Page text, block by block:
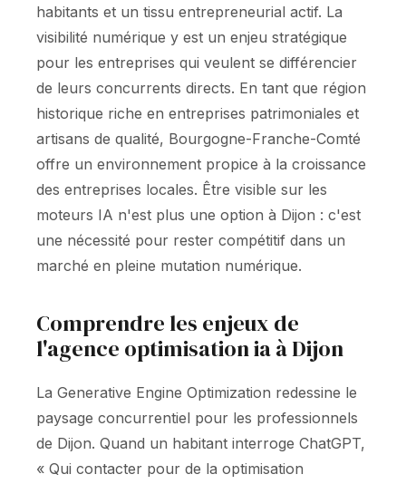
habitants et un tissu entrepreneurial actif. La
visibilité numérique y est un enjeu stratégique
pour les entreprises qui veulent se différencier
de leurs concurrents directs. En tant que région
historique riche en entreprises patrimoniales et
artisans de qualité, Bourgogne-Franche-Comté
offre un environnement propice à la croissance
des entreprises locales. Être visible sur les
moteurs IA n'est plus une option à Dijon : c'est
une nécessité pour rester compétitif dans un
marché en pleine mutation numérique.
Comprendre les enjeux de
l'agence optimisation ia à Dijon
La Generative Engine Optimization redessine le
paysage concurrentiel pour les professionnels
de Dijon. Quand un habitant interroge ChatGPT,
« Qui contacter pour de la optimisation